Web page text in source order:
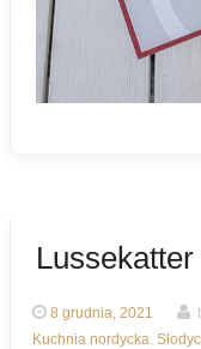
Lussekatter
8 grudnia, 2021
Kuchnia nordycka,